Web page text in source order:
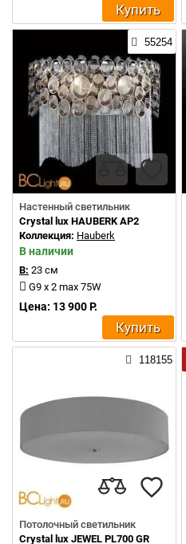
Купить
55254
Настенный светильник
Crystal lux HAUBERK AP2
Коллекция: Hauberk
В наличии
В: 23 см
G9 x 2 max 75W
Цена: 13 900 Р.
Купить
118155
Потолочный светильник
Crystal lux JEWEL PL700 GR